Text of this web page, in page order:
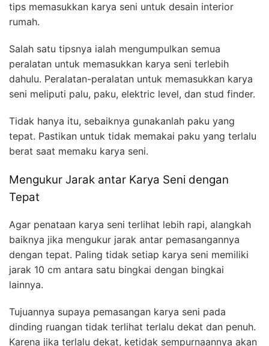
tips memasukkan karya seni untuk desain interior
rumah.
Salah satu tipsnya ialah mengumpulkan semua
peralatan untuk memasukkan karya seni terlebih
dahulu. Peralatan-peralatan untuk memasukkan karya
seni meliputi palu, paku, elektric level, dan stud finder.
Tidak hanya itu, sebaiknya gunakanlah paku yang
tepat. Pastikan untuk tidak memakai paku yang terlalu
berat saat memaku karya seni.
Mengukur Jarak antar Karya Seni dengan
Tepat
Agar penataan karya seni terlihat lebih rapi, alangkah
baiknya jika mengukur jarak antar pemasangannya
dengan tepat. Paling tidak setiap karya seni memiliki
jarak 10 cm antara satu bingkai dengan bingkai
lainnya.
Tujuannya supaya pemasangan karya seni pada
dinding ruangan tidak terlihat terlalu dekat dan penuh.
Karena jika terlalu dekat, ketidak sempurnaannya akan